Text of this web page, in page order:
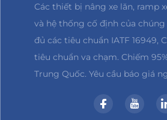
Các thiết bị nâng xe lăn, ramp
và hệ thống cố định của
đủ các tiêu chuẩn IATF 16949,
tiêu chuẩn va chạm. Chiếm
Trung Quốc. Yêu cầu báo giá